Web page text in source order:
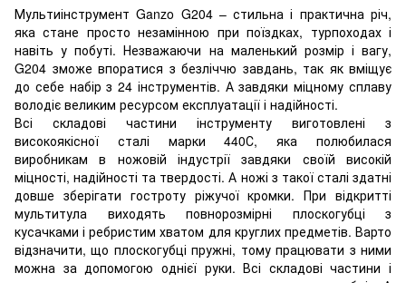
Мультиінструмент Ganzo G204 – стильна і практична річ,
яка стане просто незамінною при поїздках, турпоходах і
навіть у побуті. Незважаючи на маленький розмір і вагу,
G204 зможе впоратися з безліччю завдань, так як вміщує
до себе набір з 24 інструментів. А завдяки міцному сплаву
володіє великим ресурсом експлуатації і надійності.
Всі складові частини інструменту виготовлені з
високоякісної сталі марки 440С, яка полюбилася
виробникам в ножовій індустрії завдяки своїй високій
міцності, надійності та твердості. А ножі з такої сталі здатні
довше зберігати гостроту ріжучої кромки. При відкритті
мультитула виходять повнорозмірні плоскогубці з
кусачками і ребристим хватом для круглих предметів. Варто
відзначити, що плоскогубці пружні, тому працювати з ними
можна за допомогою однієї руки. Всі складові частини і